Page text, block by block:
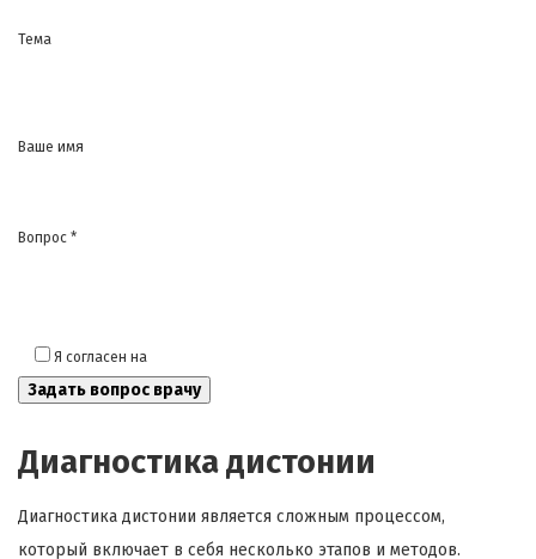
Тема
Ваше имя
Вопрос *
Я согласен на
Диагностика дистонии
Диагностика дистонии является сложным процессом,
который включает в себя несколько этапов и методов.